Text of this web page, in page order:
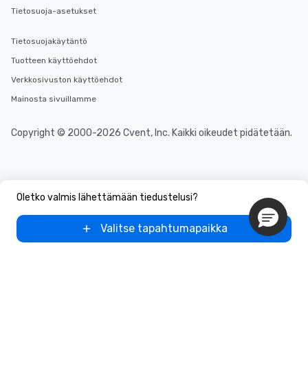
Oletko valmis lähettämään tiedustelusi?
Valitse tapahtumapaikka
Tietosuoja-asetukset
Tietosuojakäytäntö
Tuotteen käyttöehdot
Verkkosivuston käyttöehdot
Mainosta sivuillamme
Copyright © 2000-2026 Cvent, Inc. Kaikki oikeudet pidätetään.